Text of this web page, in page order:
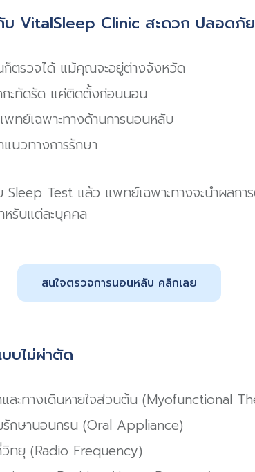
บ VitalSleep Clinic สะดวก ปลอดภั
ตรวจได้ แม้คุณจะอยู่ต่างจังหวัด
ะทัดรัด แค่ติดตั้งก่อนนอน
พทย์เฉพาะทางด้านการนอนหลับ
นวทางการรักษา
Test แล้ว แพทย์เฉพาะทางจะนำผลการ
หรับแต่ละบุคคล
สนใจตรวจการนอนหลับ คลิกเลย
บไม่ผ่าตัด
และทางเดินหายใจส่วนต้น (Myofunctional
รักษานอนกรน (Oral Appliance)
ทยุ (Radio Frequency)